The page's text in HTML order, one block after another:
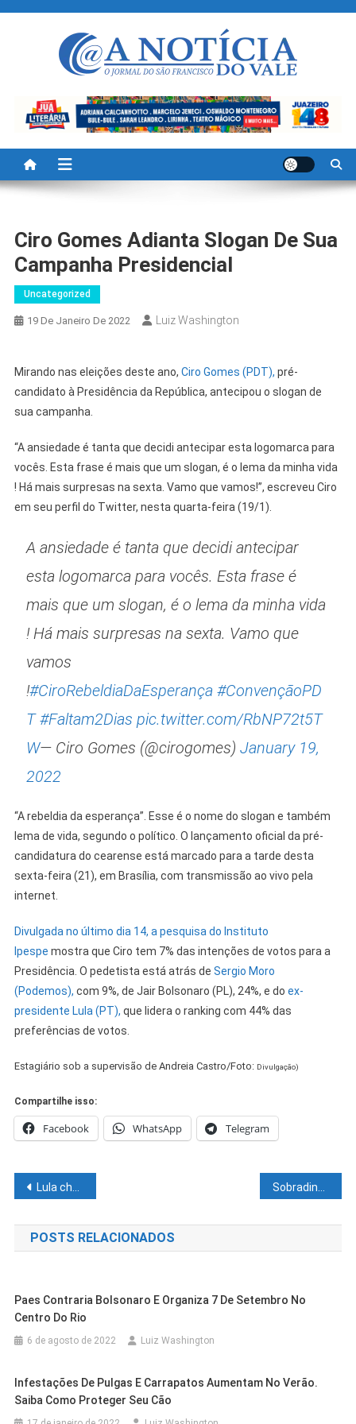
A Noticia Do Vale
Ciro Gomes Adianta Slogan De Sua
Campanha Presidencial
Uncategorized
19 De Janeiro De 2022 Luiz Washington
Mirando nas eleições deste ano, Ciro Gomes (PDT), pré-
candidato à Presidência da República, antecipou o slogan de
sua campanha.
“A ansiedade é tanta que decidi antecipar esta logomarca para
vocês. Esta frase é mais que um slogan, é o lema da minha vida
! Há mais surpresas na sexta. Vamo que vamos!”, escreveu Ciro
em seu perfil do Twitter, nesta quarta-feira (19/1).
A ansiedade é tanta que decidi antecipar
esta logomarca para vocês. Esta frase é
mais que um slogan, é o lema da minha vida
! Há mais surpresas na sexta. Vamo que
vamos
!#CiroRebeldiaDaEsperança #ConvençãoPD
T #Faltam2Dias pic.twitter.com/RbNP72t5T
W— Ciro Gomes (@cirogomes) January 19,
2022
“A rebeldia da esperança”. Esse é o nome do slogan e também
lema de vida, segundo o político. O lançamento oficial da pré-
candidatura do cearense está marcado para a tarde desta
sexta-feira (21), em Brasília, com transmissão ao vivo pela
internet.
Divulgada no último dia 14, a pesquisa do Instituto
Ipespe mostra que Ciro tem 7% das intenções de votos para a
Presidência. O pedetista está atrás de Sergio Moro
(Podemos), com 9%, de Jair Bolsonaro (PL), 24%, e do ex-
presidente Lula (PT), que lidera o ranking com 44% das
preferências de votos.
Estagiário sob a supervisão de Andreia Castro/Foto: Divulgação)
Compartilhe isso:
Facebook WhatsApp Telegram
Navegação
de
Post
Lula chama Moro de canalha. Ex-juiz rebate: “Você será derrotado” Sobradinho realiza mais um Torneio de Futebol Society
POSTS RELACIONADOS
Paes Contraria Bolsonaro E Organiza 7 De Setembro No
Centro Do Rio
6 de agosto de 2022 Luiz Washington
Infestações De Pulgas E Carrapatos Aumentam No Verão.
Saiba Como Proteger Seu Cão